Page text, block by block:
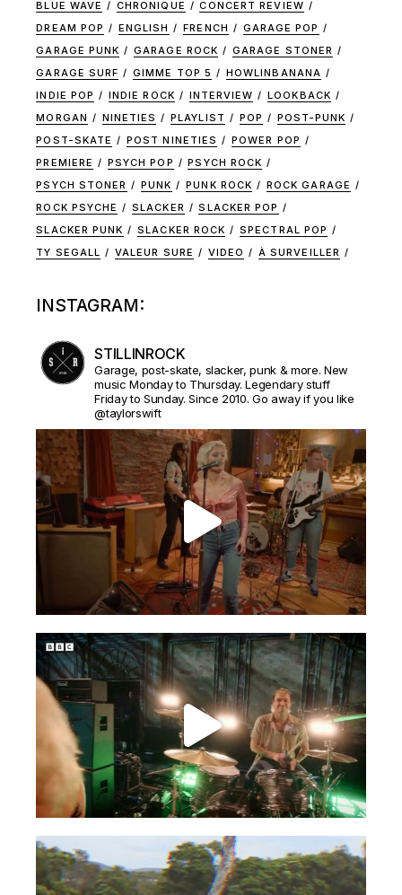
BLUE WAVE CHRONIQUE
CONCERT REVIEW
DREAM POP
ENGLISH FRENCH
GARAGE POP
GARAGE PUNK
GARAGE ROCK
GARAGE STONER
GARAGE SURF
GIMME TOP 5
HOWLINBANANA
INDIE POP
INDIE ROCK INTERVIEW
LOOKBACK
MORGAN
NINETIES PLAYLIST POP
POST-PUNK
POST-SKATE
POST NINETIES
POWER POP
PREMIERE
PSYCH POP
PSYCH ROCK
PSYCH STONER
PUNK PUNK ROCK
ROCK GARAGE
ROCK PSYCHE
SLACKER
SLACKER POP
SLACKER PUNK
SLACKER ROCK
SPECTRAL POP
TY SEGALL
VALEUR SURE VIDEO À SURVEILLER
INSTAGRAM:
STILLINROCK
Garage, post-skate, slacker, punk & more. New
music Monday to Thursday. Legendary stuff
Friday to Sunday. Since 2010. Go away if you like
@taylorswift